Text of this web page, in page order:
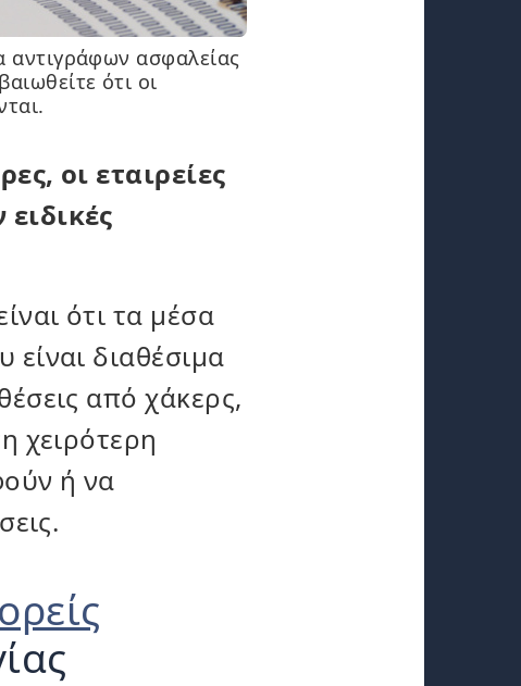
αντιγράφων ασφαλείας
ότι οι
οι εταιρείες
ότι τα μέσα
διαθέσιμα
από χάκερς,
χειρότερη
ή να